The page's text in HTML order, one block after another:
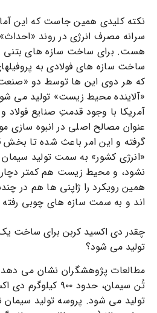
نکته کلیدی همین جاست که این
سرانه مصرف انرژی در روند
هست. برای ساخت سازه های بتنی
ساخت سازه های فولادی به
که هر دوی این ها توسط دو «صنعت
«آلاینده محیط زیست» تولید می
آمریکا با وجود قدمتِ صنایع فولاد
عنوان مصالح اصلی در انبوه سازی
گرفته و این امر باعث شده تا بخش
«انرژی کشور» به سمت تولید سیمان
نشود، و محیط زیست هم کمتر
همین رویکرد را ژاپنی ها هم در
اند و به سمت سازه های چوبی رفته
چقدر دی اکسید کربن برای ساخت
تولید می شود؟
مطالعات پژوهشگران نشان می دهد
تولید می شود. پروسه تولید سیمان